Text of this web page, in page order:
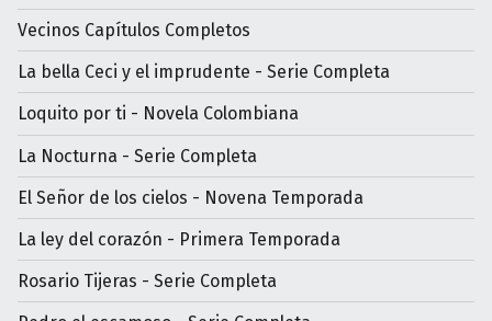
Vecinos Capítulos Completos
La bella Ceci y el imprudente - Serie Completa
Loquito por ti - Novela Colombiana
La Nocturna - Serie Completa
El Señor de los cielos - Novena Temporada
La ley del corazón - Primera Temporada
Rosario Tijeras - Serie Completa